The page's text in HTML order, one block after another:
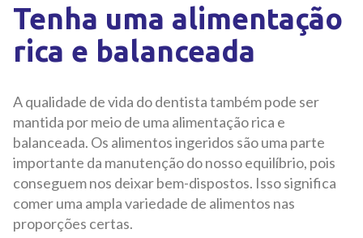
Tenha uma alimentação
rica e balanceada
A qualidade de vida do dentista também pode ser
mantida por meio de uma alimentação rica e
balanceada. Os alimentos ingeridos são uma parte
importante da manutenção do nosso equilíbrio, pois
conseguem nos deixar bem-dispostos. Isso significa
comer uma ampla variedade de alimentos nas
proporções certas.